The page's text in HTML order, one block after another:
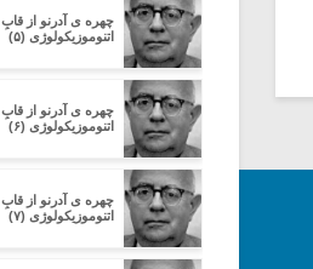
چهره ی آدرنو از قابِ
اتنوموزیکولوژی (۵)
چهره ی آدرنو از قابِ
اتنوموزیکولوژی (۶)
چهره ی آدرنو از قابِ
اتنوموزیکولوژی (۷)